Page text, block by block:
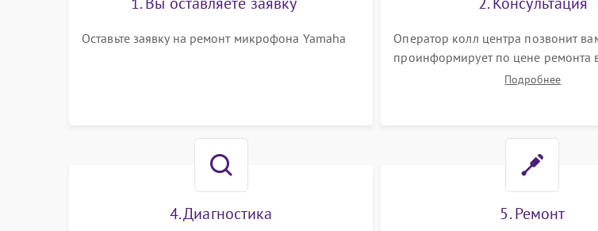
Оставьте заявку на ремонт микрофона Yamaha
Оператор колл центра позвонит
проинформирует по цене ремонта
микрофона а также ответит на все
Подробнее
4. Диагностика 5. Ремонт